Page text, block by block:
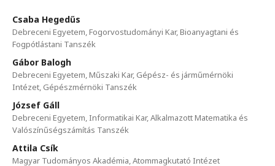
Csaba Hegedűs
Debreceni Egyetem, Fogorvostudományi Kar, Bioanyagtani és
Fogpótlástani Tanszék
Gábor Balogh
Debreceni Egyetem, Műszaki Kar, Gépész- és járműmérnöki
Intézet, Gépészmérnöki Tanszék
József Gáll
Debreceni Egyetem, Informatikai Kar, Alkalmazott Matematika és
Valószínűségszámítás Tanszék
Attila Csík
Magyar Tudományos Akadémia, Atommagkutató Intézet